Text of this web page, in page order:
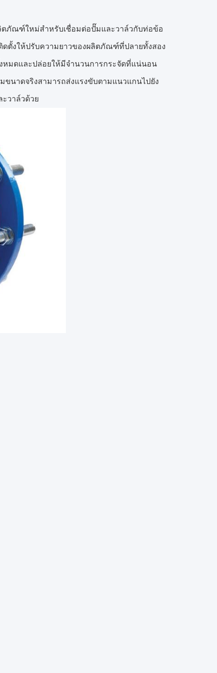
ภัณฑ์ใหม่สำหรับเชื่อมต่อปั๊มและวาล์วกับท่อข้อ
ตั้งให้ปรับความยาวของผลิตภัณฑ์ที่ปลายทั้งสอง
มดและปล่อยให้มีจำนวนการกระจัดที่แน่นอน
ขนาดจริงสามารถส่งแรงขับตามแนวแกนไปยัง
วาล์วด้วย